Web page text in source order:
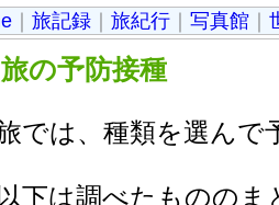
旅記録 旅紀行 写真館
旅の予防接種
では、種類を選んで
以下は調べたものの